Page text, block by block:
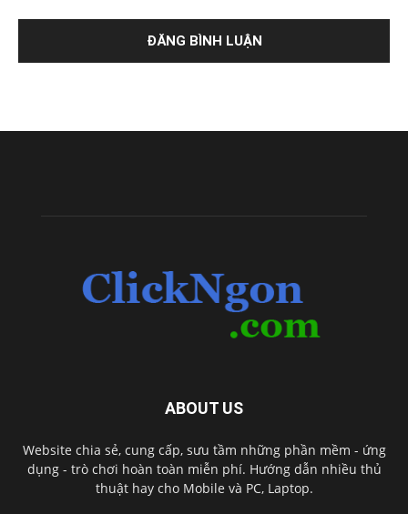
ABOUT US
Website chia sẻ, cung cấp, sưu tầm những phần mềm - ứng
dụng - trò chơi hoàn toàn miễn phí. Hướng dẫn nhiều thủ
thuật hay cho Mobile và PC, Laptop.